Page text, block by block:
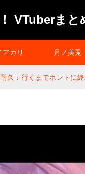
VTuberまと
アカリ 月ノ美兎
プライバシーポリシー
久！行くまでホントに